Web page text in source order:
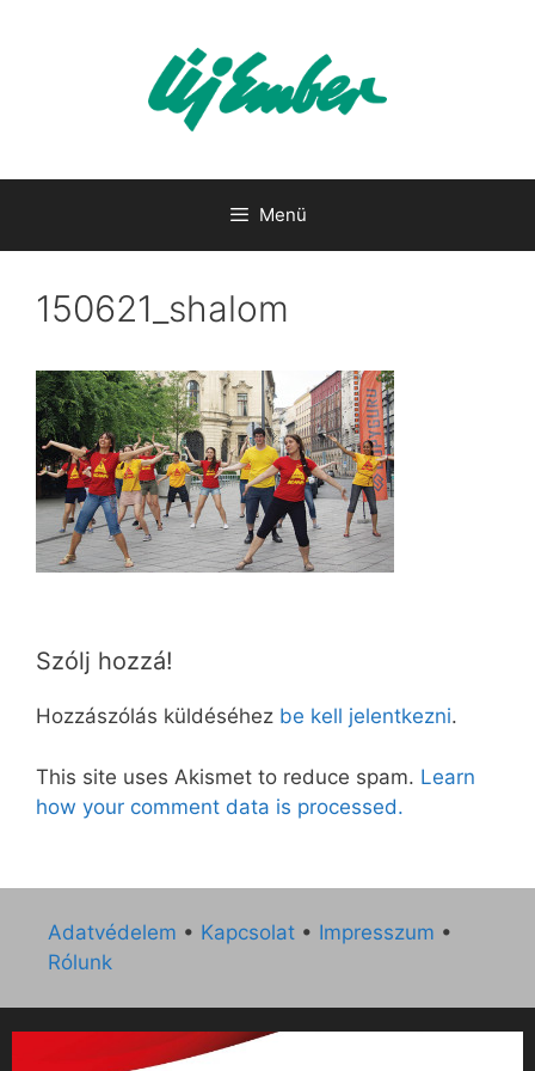
Menü
150621_shalom
Szólj hozzá!
Hozzászólás küldéséhez be kell jelentkezni.
This site uses Akismet to reduce spam. Learn
how your comment data is processed.
Adatvédelem • Kapcsolat • Impresszum •
Rólunk